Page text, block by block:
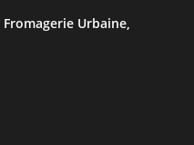
Fromagerie Urbaine,